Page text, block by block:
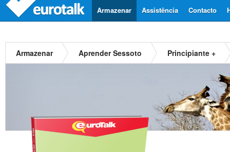
Contacto
Assistência
Armazenar
Armazenar Aprender Sessoto Principiante +